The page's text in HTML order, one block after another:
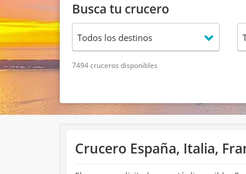
Busca tu crucero
7494 cruceros disponibles
Crucero España, Italia,